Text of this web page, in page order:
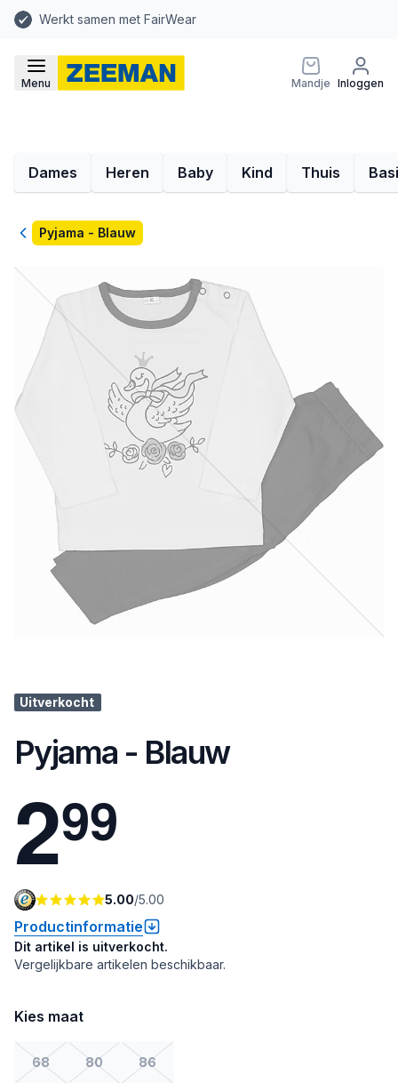
Werkt samen met FairWear
Menu Mandje Inloggen
Dames Heren Baby Kind Thuis
TerugPyjama - Blauw
Uitverkocht
Pyjama - Blauw
299
5.00/5.00
Productinformatie
Dit artikel is uitverkocht.
Vergelijkbare artikelen beschikbaar.
Kies maat
68 80 86